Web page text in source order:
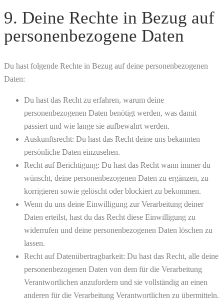
9. Deine Rechte in Bezug auf
personenbezogene Daten
Du hast folgende Rechte in Bezug auf deine personenbezogenen
Daten:
Du hast das Recht zu erfahren, warum deine
personenbezogenen Daten benötigt werden, was damit
passiert und wie lange sie aufbewahrt werden.
Auskunftsrecht: Du hast das Recht deine uns bekannten
persönliche Daten einzusehen.
Recht auf Berichtigung: Du hast das Recht wann immer du
wünscht, deine personenbezogenen Daten zu ergänzen, zu
korrigieren sowie gelöscht oder blockiert zu bekommen.
Wenn du uns deine Einwilligung zur Verarbeitung deiner
Daten erteilst, hast du das Recht diese Einwilligung zu
widerrufen und deine personenbezogenen Daten löschen zu
lassen.
Recht auf Datenübertragbarkeit: Du hast das Recht, alle deine
personenbezogenen Daten von dem für die Verarbeitung
Verantwortlichen anzufordern und sie vollständig an einen
anderen für die Verarbeitung Verantwortlichen zu übermitteln.